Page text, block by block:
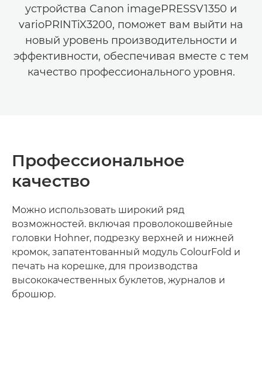
устройства Canon imagePRESSV1350 и
varioPRINTiX3200, поможет вам выйти на
новый уровень производительности и
эффективности, обеспечивая вместе с тем
качество профессионального уровня.
Профессиональное
качество
Можно использовать широкий ряд
возможностей. включая проволокошвейные
головки Hohner, подрезку верхней и нижней
кромок, запатентованный модуль ColourFold и
печать на корешке, для производства
высококачественных буклетов, журналов и
брошюр.